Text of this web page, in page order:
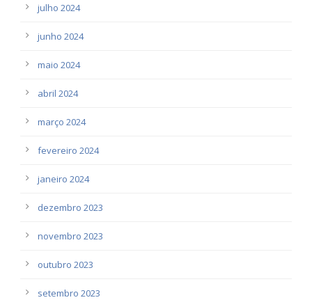
julho 2024
junho 2024
maio 2024
abril 2024
março 2024
fevereiro 2024
janeiro 2024
dezembro 2023
novembro 2023
outubro 2023
setembro 2023